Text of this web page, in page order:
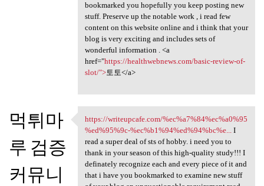
bookmarked you hopefully you keep posting new
stuff. Preserve up the notable work , i read few
content on this website online and i think that your
blog is very exciting and includes sets of
wonderful information . <a
href="https://healthwebnews.com/basic-review-of-
slot/">토토</a>
먹튀마
루 검증
커뮤니
https://writeupcafe.com/%ec
https://writeupcafe.com/%ec%a7%84%ec%a0%95
%ed%95%9c-%ec%b1%94%ed%94%bc%e...
I
read a super deal of sts of hobby. i need you to
thank in your season of this high-quality study!!! I
definately recognize each and every piece of it and
that i have you bookmarked to examine new stuff